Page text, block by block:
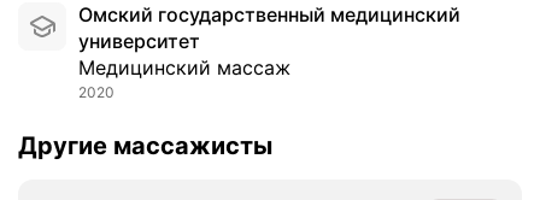
Омский государственный медицинский
университет
Медицинский массаж
2020
Другие массажисты